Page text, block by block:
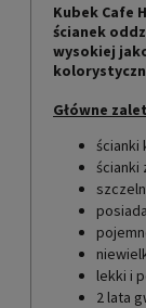
Kubek Cafe
ścianek
wysokiej
Główne
ścianki
ścianki
lekki i
2 lata